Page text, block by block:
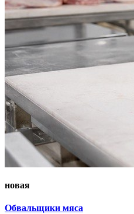
новая
Обвальщики мяса